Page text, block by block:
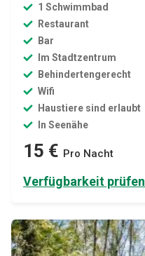
1 Schwimmbad
Restaurant
Bar
Im Stadtzentrum
Behindertengerecht
Wifi
Haustiere sind erlaubt
In Seenähe
15 € Pro Nacht
Verfügbarkeit prüfen